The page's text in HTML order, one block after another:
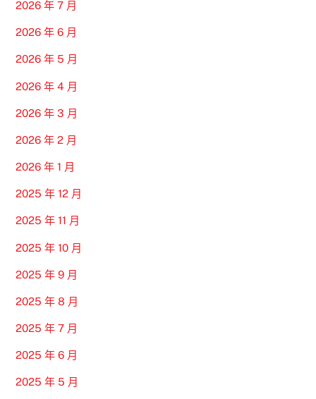
2026 年 7 月
2026 年 6 月
2026 年 5 月
2026 年 4 月
2026 年 3 月
2026 年 2 月
2026 年 1 月
2025 年 12 月
2025 年 11 月
2025 年 10 月
2025 年 9 月
2025 年 8 月
2025 年 7 月
2025 年 6 月
2025 年 5 月